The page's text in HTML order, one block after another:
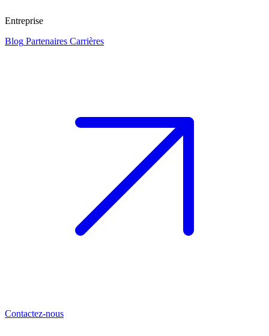
Entreprise
Blog Partenaires Carrières
Contactez-nous